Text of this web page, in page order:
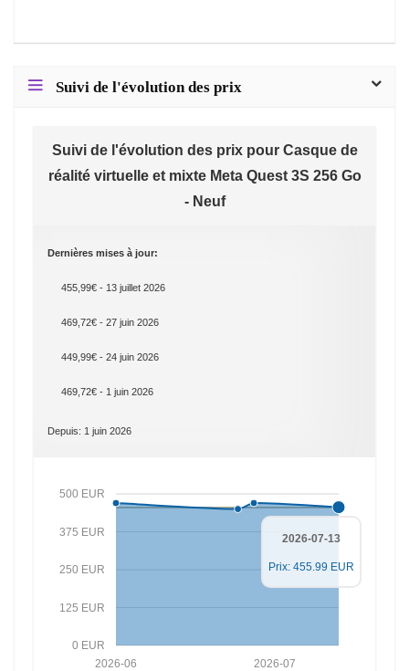
Suivi de l'évolution des prix
Suivi de l'évolution des prix pour Casque de
réalité virtuelle et mixte Meta Quest 3S 256 Go
- Neuf
Dernières mises à jour:
455,99€ - 13 juillet 2026
469,72€ - 27 juin 2026
449,99€ - 24 juin 2026
469,72€ - 1 juin 2026
Depuis: 1 juin 2026
0 EUR
125 EUR
250 EUR
375 EUR
500 EUR
2026-07
2026-06
2026-07-13
Prix: 455.99 EUR